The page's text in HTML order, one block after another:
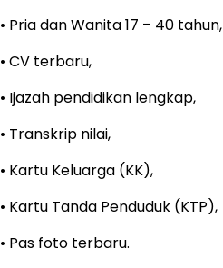
• Pria dan Wanita 17 – 40 tahun,
• CV terbaru,
• Ijazah pendidikan lengkap,
• Transkrip nilai,
• Kartu Keluarga (KK),
• Kartu Tanda Penduduk (KTP),
• Pas foto terbaru.